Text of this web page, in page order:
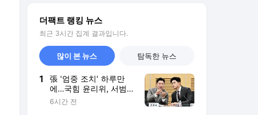
더팩트 랭킹 뉴스
최근 3시간 집계 결과입니다.
많이 본 뉴스 탐독한 뉴스
1
張 '엄중 조치' 하루만
에…국힘 윤리위, 서범수
·진종오 징계 착수
6시간 전